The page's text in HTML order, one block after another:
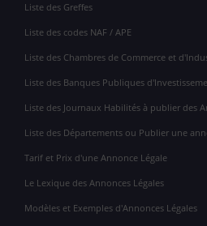
Liste des Greffes
Liste des codes NAF / APE
Liste des Chambres de Commerce et
Liste des Banques Publiques
Liste des Journaux Habilités à publier des
Liste des Départements ou Publier une
Tarif et Prix d'une Annonce Légale
Le Lexique des Annonces Légales
Modèles et Exemples d'Annonces Légales